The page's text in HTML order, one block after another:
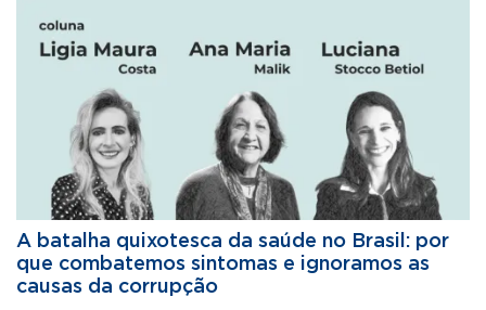
A batalha quixotesca da saúde no Brasil: por
que combatemos sintomas e ignoramos as
causas da corrupção